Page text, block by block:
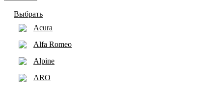
Выбрать
Acura
Alfa Romeo
Alpine
ARO